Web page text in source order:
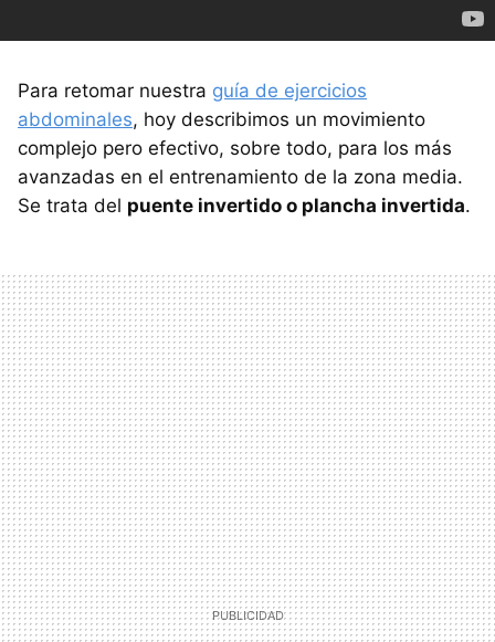
Para retomar nuestra guía de ejercicios
abdominales, hoy describimos un movimiento
complejo pero efectivo, sobre todo, para los más
avanzadas en el entrenamiento de la zona media.
Se trata del puente invertido o plancha invertida.